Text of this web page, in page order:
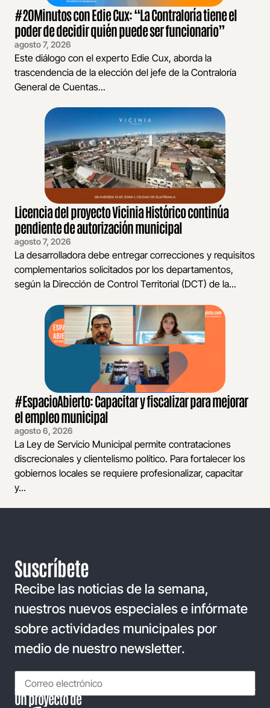
#20Minutos con Edie Cux: “La Contraloría tiene el
poder de decidir quién puede ser funcionario”
agosto 7, 2026
Este diálogo con el experto Edie Cux, aborda la
trascendencia de la elección del jefe de la Contraloría
General de Cuentas...
Licencia del proyecto Vicinia Histórico continúa
pendiente de autorización municipal
agosto 7, 2026
La desarrolladora debe entregar correcciones y requisitos
complementarios solicitados por los departamentos,
según la Dirección de Control Territorial (DCT) de la...
#EspacioAbierto: Capacitar y fiscalizar para mejorar
el empleo municipal
agosto 6, 2026
La Ley de Servicio Municipal permite contrataciones
discrecionales y clientelismo político. Para fortalecer los
gobiernos locales se requiere profesionalizar, capacitar
y...
Suscríbete
Recibe las noticias de la semana,
nuestros nuevos especiales e infórmate
sobre actividades municipales por
medio de nuestro newsletter.
Un proyecto de